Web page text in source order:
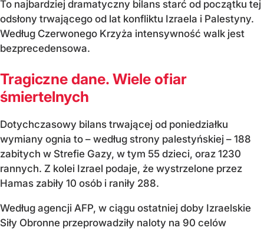
To najbardziej dramatyczny bilans starć od początku tej
odsłony trwającego od lat konfliktu Izraela i Palestyny.
Według Czerwonego Krzyża intensywność walk jest
bezprecedensowa.
Tragiczne dane. Wiele ofiar
śmiertelnych
Dotychczasowy bilans trwającej od poniedziałku
wymiany ognia to – według strony palestyńskiej – 188
zabitych w Strefie Gazy, w tym 55 dzieci, oraz 1230
rannych. Z kolei Izrael podaje, że wystrzelone przez
Hamas zabiły 10 osób i raniły 288.
Według agencji AFP, w ciągu ostatniej doby Izraelskie
Siły Obronne przeprowadziły naloty na 90 celów